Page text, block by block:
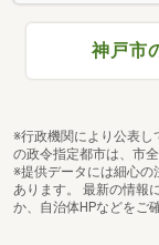
神戸市
※行政機関により公表し
の政令指定都市は、市
※提供データには細心の
あります。 最新の情報
か、自治体HPなどをご